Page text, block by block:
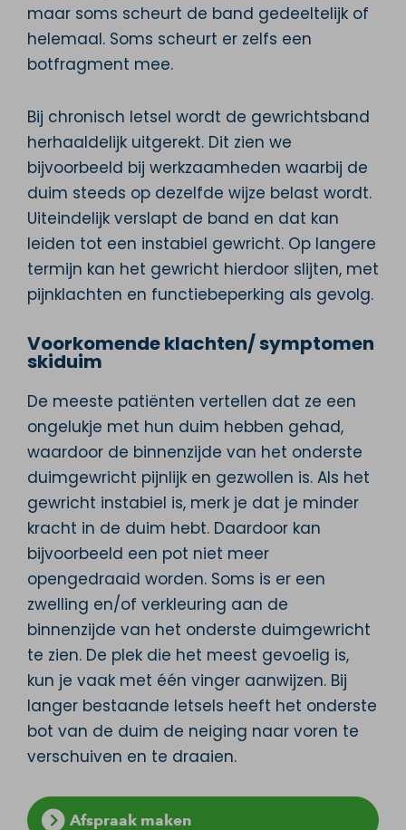
maar soms scheurt de band gedeeltelijk of
helemaal. Soms scheurt er zelfs een
botfragment mee.
Bij chronisch letsel wordt de gewrichtsband
herhaaldelijk uitgerekt. Dit zien we
bijvoorbeeld bij werkzaamheden waarbij de
duim steeds op dezelfde wijze belast wordt.
Uiteindelijk verslapt de band en dat kan
leiden tot een instabiel gewricht. Op langere
termijn kan het gewricht hierdoor slijten, met
pijnklachten en functiebeperking als gevolg.
Voorkomende klachten/ symptomen
skiduim
De meeste patiënten vertellen dat ze een
ongelukje met hun duim hebben gehad,
waardoor de binnenzijde van het onderste
duimgewricht pijnlijk en gezwollen is. Als het
gewricht instabiel is, merk je dat je minder
kracht in de duim hebt. Daardoor kan
bijvoorbeeld een pot niet meer
opengedraaid worden. Soms is er een
zwelling en/of verkleuring aan de
binnenzijde van het onderste duimgewricht
te zien. De plek die het meest gevoelig is,
kun je vaak met één vinger aanwijzen. Bij
langer bestaande letsels heeft het onderste
bot van de duim de neiging naar voren te
verschuiven en te draaien.
Afspraak maken